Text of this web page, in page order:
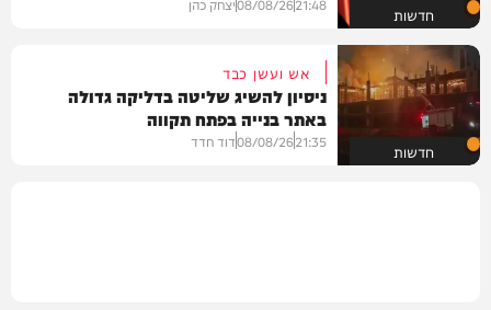
חדשות
חדשות
אש ועשן כבד
ניסיון להשיג שליטה בדליקה גדולה
באתר בנייה בפתח תקווה
21:35
08/08/26דוד חדד